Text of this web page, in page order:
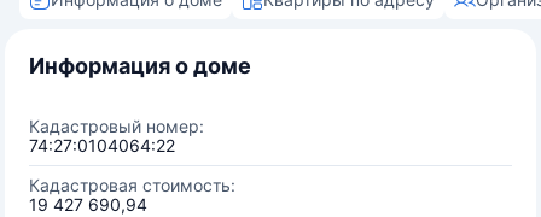
Информация о доме
Кадастровый номер:
74:27:0104064:22
Кадастровая стоимость:
19 427 690,94